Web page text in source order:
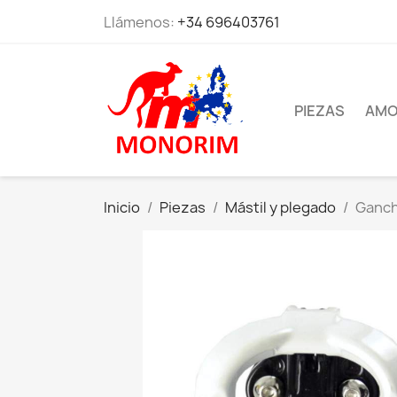
Llámenos: +34 696403761
PIEZAS
Inicio Piezas Mástil y plegado